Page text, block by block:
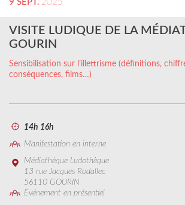
9 SEPT. 2025
VISITE LUDIQUE DE LA
GOURIN
Sensibilisation sur l’illettrisme (définitions,
conséquences, films…)
14h 16h
Manifestation en interne
Médiathèque Ludothèque
13 rue Jacques Rodallec
56110 GOURIN
Evénement en présentiel